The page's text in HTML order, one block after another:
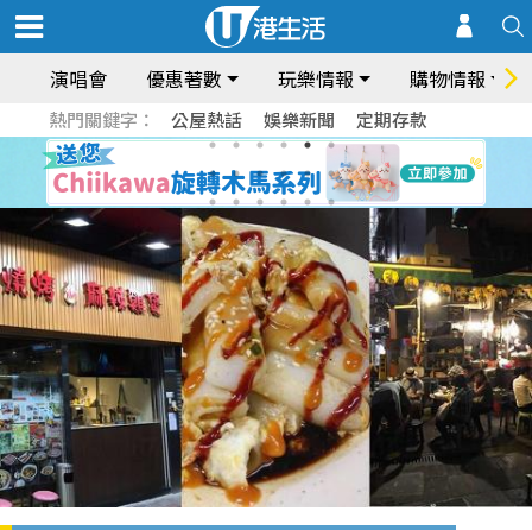
演唱會 優惠著數 玩樂情報 購物情報
熱門關鍵字： 公屋熱話 娛樂新聞 定期存款